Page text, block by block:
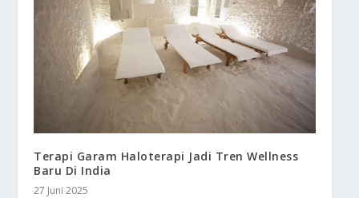
Terapi Garam Haloterapi Jadi Tren Wellness
Baru Di India
27 Juni 2025